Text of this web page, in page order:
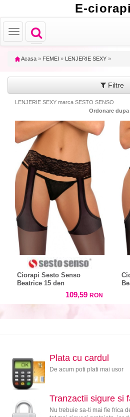
E-
Toggle
navigation
Toggle
navigation
Acasa » FEMEI » LENJERIE SEXY »
Filtre
LENJERIE SEXY marca SESTO SENSO
Ordonare dupa
Ciorapi Sesto Senso
Beatrice 15 den
109,59 RON
Plata cu cardul
De acum poti plati mai usor
Tranzactii sigure si
Nu trebuie sa-ti mai fie frica